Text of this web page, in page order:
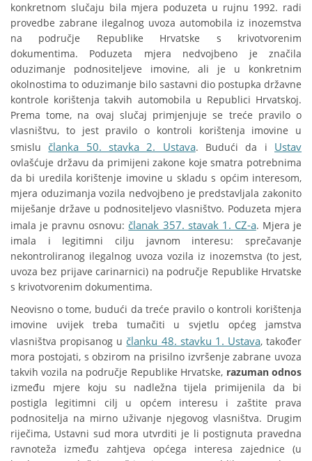
konkretnom slučaju bila mjera poduzeta u rujnu 1992. radi
provedbe zabrane ilegalnog uvoza automobila iz inozemstva
na područje Republike Hrvatske s krivotvorenim
dokumentima. Poduzeta mjera nedvojbeno je značila
oduzimanje podnositeljeve imovine, ali je u konkretnim
okolnostima to oduzimanje bilo sastavni dio postupka državne
kontrole korištenja takvih automobila u Republici Hrvatskoj.
Prema tome, na ovaj slučaj primjenjuje se treće pravilo o
vlasništvu, to jest pravilo o kontroli korištenja imovine u
smislu članka 50. stavka 2. Ustava. Budući da i Ustav
ovlašćuje državu da primijeni zakone koje smatra potrebnima
da bi uredila korištenje imovine u skladu s općim interesom,
mjera oduzimanja vozila nedvojbeno je predstavljala zakonito
miješanje države u podnositeljevo vlasništvo. Poduzeta mjera
imala je pravnu osnovu: članak 357. stavak 1. CZ-a. Mjera je
imala i legitimni cilju javnom interesu: sprečavanje
nekontroliranog ilegalnog uvoza vozila iz inozemstva (to jest,
uvoza bez prijave carinarnici) na područje Republike Hrvatske
s krivotvorenim dokumentima.
Neovisno o tome, budući da treće pravilo o kontroli korištenja
imovine uvijek treba tumačiti u svjetlu općeg jamstva
vlasništva propisanog u članku 48. stavku 1. Ustava, također
mora postojati, s obzirom na prisilno izvršenje zabrane uvoza
takvih vozila na područje Republike Hrvatske, razuman odnos
između mjere koju su nadležna tijela primijenila da bi
postigla legitimni cilj u općem interesu i zaštite prava
podnositelja na mirno uživanje njegovog vlasništva. Drugim
riječima, Ustavni sud mora utvrditi je li postignuta pravedna
ravnoteža između zahtjeva općega interesa zajednice (u